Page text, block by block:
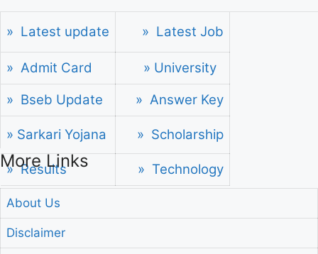
» Latest update » Latest Job
» Admit Card
» University
» Bseb Update
» Answer Key
» Sarkari Yojana » Scholarship
» Results » Technology
More Links
About Us
Disclaimer